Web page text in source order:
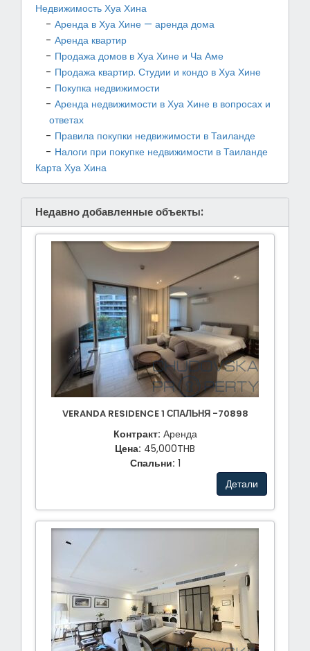
Недвижимость Хуа Хина
Аренда в Хуа Хине — аренда дома
Аренда квартир
Продажа домов в Хуа Хине и Ча Аме
Продажа квартир. Студии и кондо в Хуа Хине
Покупка недвижимости
Аренда недвижимости в Хуа Хине в вопросах и
ответах
Правила покупки недвижимости в Таиланде
Налоги при покупке недвижимости в Таиланде
Карта Хуа Хина
Недавно добавленные объекты:
VERANDA RESIDENCE 1 СПАЛЬНЯ -70898
Контракт: Аренда
Цена: 45,000THB
Спальни: 1
Детали